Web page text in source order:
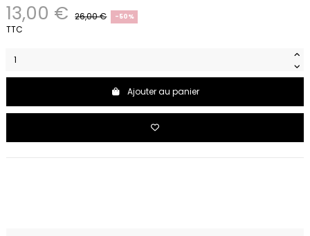
13,00 € 26,00 € -50%
TTC
Ajouter au panier